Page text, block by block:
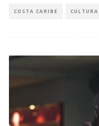
COSTA CARIBE CULTURA